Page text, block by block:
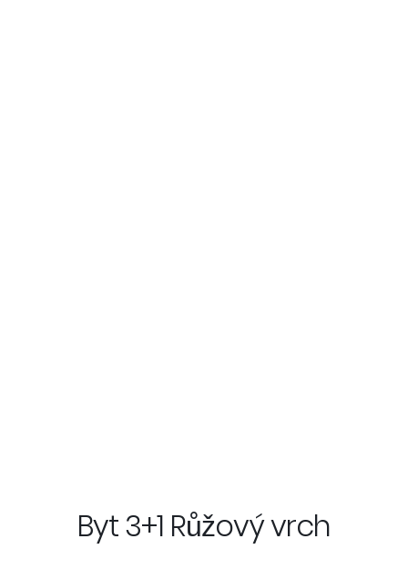
Byt 3+1 Růžový vrch